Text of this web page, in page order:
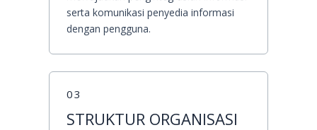
serta komunikasi penyedia informasi
dengan pengguna.
03
STRUKTUR ORGANISASI